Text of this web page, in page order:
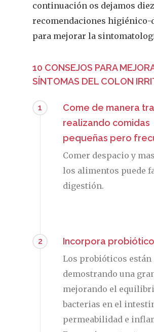
continuación os dejamos diez
recomendaciones higiénico-
para mejorar la
10 CONSEJOS PARA
SÍNTOMAS DEL COLON
1
Come de manera
realizando comidas
pequeñas pero
Comer despacio y
los alimentos puede
digestión.
2 Incorpora
Los probióticos están
demostrando una
mejorando el
bacterias en el
permeabilidad e